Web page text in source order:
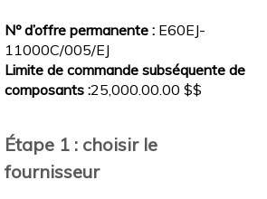
Nº d’offre permanente : E60EJ-
11000C/005/EJ
Limite de commande subséquente de
composants :25,000.00.00 $$
Étape 1 : choisir le
fournisseur